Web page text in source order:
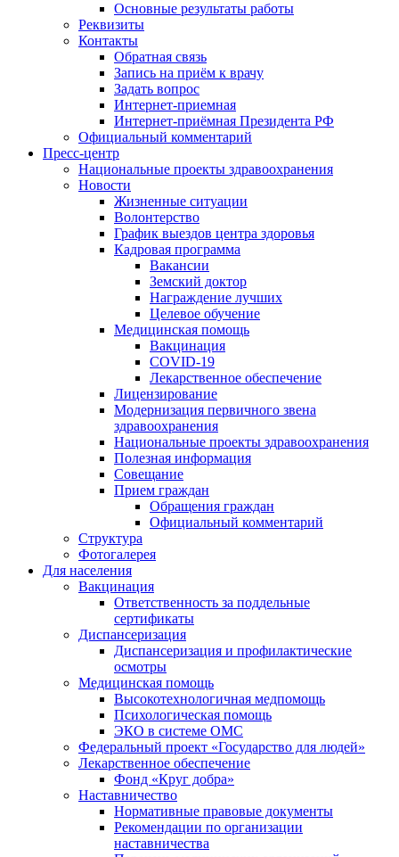
Основные результаты работы
Реквизиты
Контакты
Обратная связь
Запись на приём к врачу
Задать вопрос
Интернет-приемная
Интернет-приёмная Президента РФ
Официальный комментарий
Пресс-центр
Национальные проекты здравоохранения
Новости
Жизненные ситуации
Волонтерство
График выездов центра здоровья
Кадровая программа
Вакансии
Земский доктор
Награждение лучших
Целевое обучение
Медицинская помощь
Вакцинация
COVID-19
Лекарственное обеспечение
Лицензирование
Модернизация первичного звена
здравоохранения
Национальные проекты здравоохранения
Полезная информация
Совещание
Прием граждан
Обращения граждан
Официальный комментарий
Структура
Фотогалерея
Для населения
Вакцинация
Ответственность за поддельные
сертификаты
Диспансеризация
Диспансеризация и профилактические
осмотры
Медицинская помощь
Высокотехнологичная медпомощь
Психологическая помощь
ЭКО в системе ОМС
Федеральный проект «Государство для людей»
Лекарственное обеспечение
Фонд «Круг добра»
Наставничество
Нормативные правовые документы
Рекомендации по организации
наставничества